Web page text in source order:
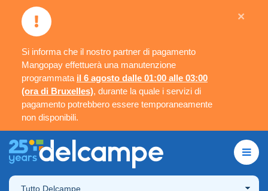
Si informa che il nostro partner di pagamento
Mangopay effettuerà una manutenzione
programmata il 6 agosto dalle 01:00 alle 03:00
(ora di Bruxelles), durante la quale i servizi di
pagamento potrebbero essere temporaneamente
non disponibili.
×
Tutto Delcampe